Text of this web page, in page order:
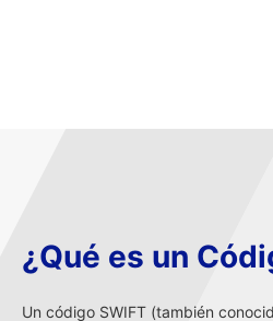
¿Qué es un
Un código SWIFT (también